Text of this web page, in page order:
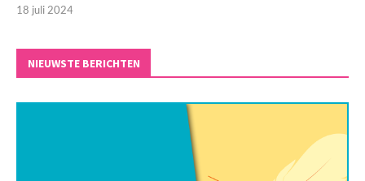
18 juli 2024
NIEUWSTE BERICHTEN